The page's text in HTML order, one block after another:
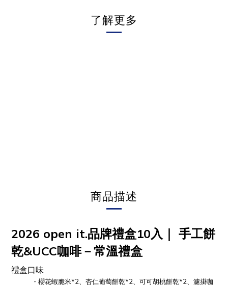
了解更多
商品描述
2026 open it.品牌禮盒10入｜ 手工餅
乾&UCC咖啡－常溫禮盒
禮盒口味
・櫻花蝦脆米*2、杏仁葡萄餅乾*2、可可胡桃餅乾*2、濾掛咖